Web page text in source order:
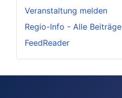
Veranstaltung melden
Regio-Info - Alle Beiträge
FeedReader